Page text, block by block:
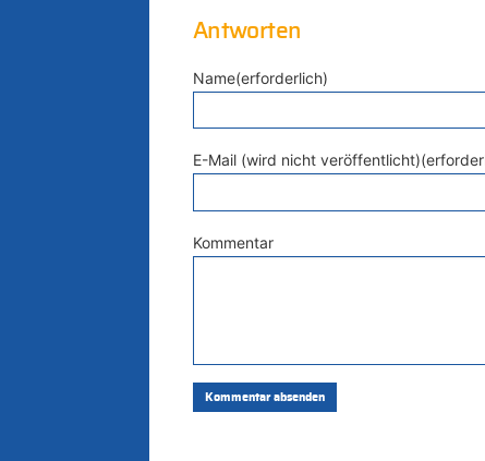
Antworten
Name(erforderlich)
E-Mail (wird nicht
Kommentar